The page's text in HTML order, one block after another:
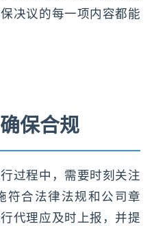
决议的每一项内容都能
保合规
过程中，需要时刻关注
符合法律法规和公司章
代理应及时上报，并提